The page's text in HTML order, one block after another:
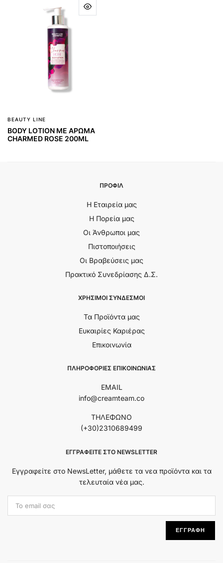
BEAUTY LINE
BODY LOTION ΜΕ ΑΡΩΜΑ
CHARMED ROSE 200ML
ΠΡΟΦΙΛ
Η Εταιρεία μας
Η Πορεία μας
Οι Άνθρωποι μας
Πιστοποιήσεις
Οι Βραβεύσεις μας
Πρακτικό Συνεδρίασης Δ.Σ.
ΧΡΗΣΙΜΟΙ ΣΥΝΔΕΣΜΟΙ
Τα Προϊόντα μας
Ευκαιρίες Καριέρας
Επικοινωνία
ΠΛΗΡΟΦΟΡΙΕΣ ΕΠΙΚΟΙΝΩΝΙΑΣ
EMAIL
info@creamteam.co
ΤΗΛΕΦΩΝΟ
(+30)2310689499
ΕΓΓΡΑΦΕΊΤΕ ΣΤΟ NEWSLETTER
Εγγραφείτε στο NewsLetter, μάθετε τα νεα προϊόντα και τα
τελευταία νέα μας.
Εmail Address:
ΕΓΓΡΑΦΗ